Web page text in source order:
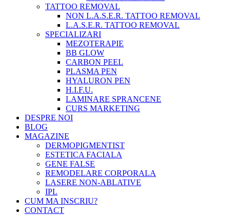
TATTOO REMOVAL
NON L.A.S.E.R. TATTOO REMOVAL
L.A.S.E.R. TATTOO REMOVAL
SPECIALIZARI
MEZOTERAPIE
BB GLOW
CARBON PEEL
PLASMA PEN
HYALURON PEN
H.I.F.U.
LAMINARE SPRANCENE
CURS MARKETING
DESPRE NOI
BLOG
MAGAZINE
DERMOPIGMENTIST
ESTETICA FACIALA
GENE FALSE
REMODELARE CORPORALA
LASERE NON-ABLATIVE
IPL
CUM MA INSCRIU?
CONTACT